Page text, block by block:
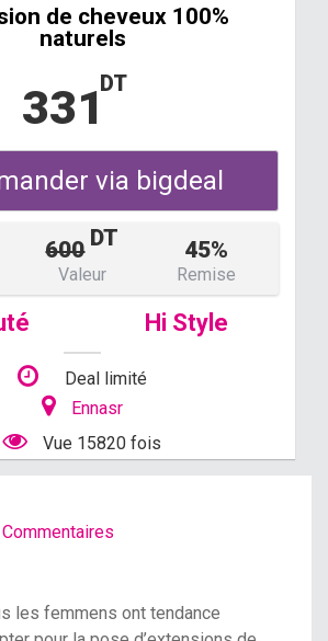
de cheveux 100%
naturels
331DT
via bigdeal
600 DT 45%
Valeur Remise
Hi Style
Deal limité
Ennasr
Vue 15820 fois
Commentaires
les femmens ont tendance